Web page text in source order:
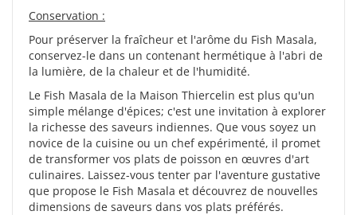
Conservation :
Pour préserver la fraîcheur et l'arôme du Fish Masala,
conservez-le dans un contenant hermétique à l'abri de
la lumière, de la chaleur et de l'humidité.
Le Fish Masala de la Maison Thiercelin est plus qu'un
simple mélange d'épices; c'est une invitation à explorer
la richesse des saveurs indiennes. Que vous soyez un
novice de la cuisine ou un chef expérimenté, il promet
de transformer vos plats de poisson en œuvres d'art
culinaires. Laissez-vous tenter par l'aventure gustative
que propose le Fish Masala et découvrez de nouvelles
dimensions de saveurs dans vos plats préférés.